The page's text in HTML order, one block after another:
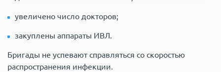
увеличено число докторов;
закуплены аппараты ИВЛ.
Бригады не успевают справляться со скоростью
распространения инфекции.